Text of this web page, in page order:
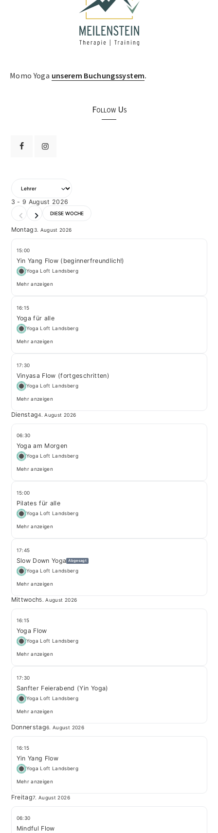
Momo Yoga unserem Buchungssystem.
Follow Us
3 - 9 August 2026
DIESE WOCHE
Montag3. August 2026
15:00
Yin Yang Flow (beginnerfreundlich!)
Yoga Loft Landsberg
Mehr anzeigen
16:15
Yoga für alle
Yoga Loft Landsberg
Mehr anzeigen
17:30
Vinyasa Flow (fortgeschritten)
Yoga Loft Landsberg
Mehr anzeigen
Dienstag4. August 2026
06:30
Yoga am Morgen
Yoga Loft Landsberg
Mehr anzeigen
15:00
Pilates für alle
Yoga Loft Landsberg
Mehr anzeigen
17:45
Slow Down Yoga Abgesagt
Yoga Loft Landsberg
Mehr anzeigen
Mittwoch5. August 2026
16:15
Yoga Flow
Yoga Loft Landsberg
Mehr anzeigen
17:30
Sanfter Feierabend (Yin Yoga)
Yoga Loft Landsberg
Mehr anzeigen
Donnerstag6. August 2026
16:15
Yin Yang Flow
Yoga Loft Landsberg
Mehr anzeigen
Freitag7. August 2026
06:30
Mindful Flow